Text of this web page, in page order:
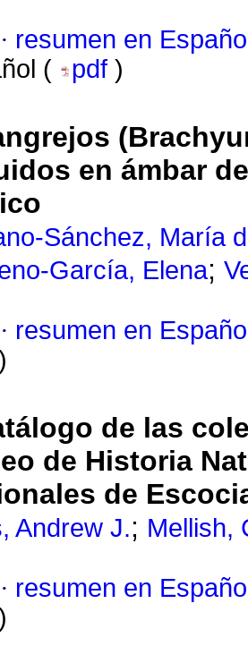
· resumen en
(
pdf )
en ámbar
Sánchez, María
García, Elena;
· resumen en
de las
de Historia
de
Andrew J.; Mellish,
· resumen en